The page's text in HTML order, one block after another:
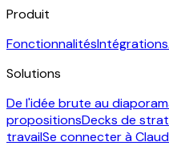
Produit
FonctionnalitésIntégrations
Solutions
De l'idée brute au
propositionsDecks de
travailSe connecter à